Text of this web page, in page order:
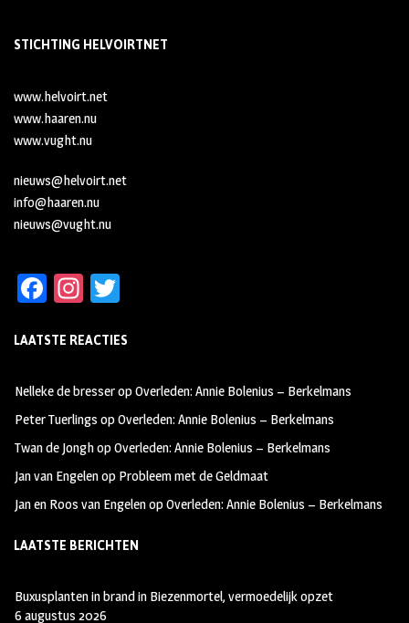
STICHTING HELVOIRTNET
www.helvoirt.net
www.haaren.nu
www.vught.nu
nieuws@helvoirt.net
info@haaren.nu
nieuws@vught.nu
Fa
b
oo
k
In
ag
m
tt
LAATSTE REACTIES
Nelleke de bresseropOverleden: Annie Bolenius – Berkelmans
Peter Tuerlings opOverleden: Annie Bolenius – Berkelmans
Twan de JonghopOverleden: Annie Bolenius – Berkelmans
Jan van Engelenop Probleem met de Geldmaat
Jan en Roos van EngelenopOverleden: Annie Bolenius – Berkelmans
LAATSTE BERICHTEN
Buxusplanten in brand in Biezenmortel, vermoedelijk opzet
6 augustus 2026